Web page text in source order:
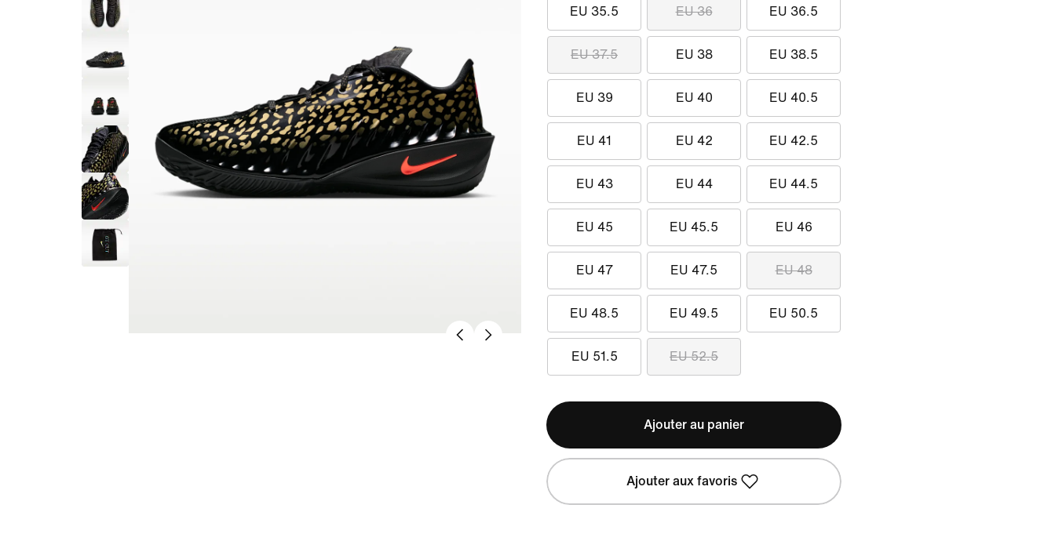
EU 35.5 EU 36 EU 36.5
EU 37.5 EU 38 EU 38.5
EU 39 EU 40 EU 40.5
EU 41 EU 42 EU 42.5
EU 43 EU 44 EU 44.5
EU 45 EU 45.5 EU 46
EU 47 EU 47.5 EU 48
EU 48.5 EU 49.5 EU 50.5
EU 51.5 EU 52.5
Ajouter au panier
Ajouter aux favoris